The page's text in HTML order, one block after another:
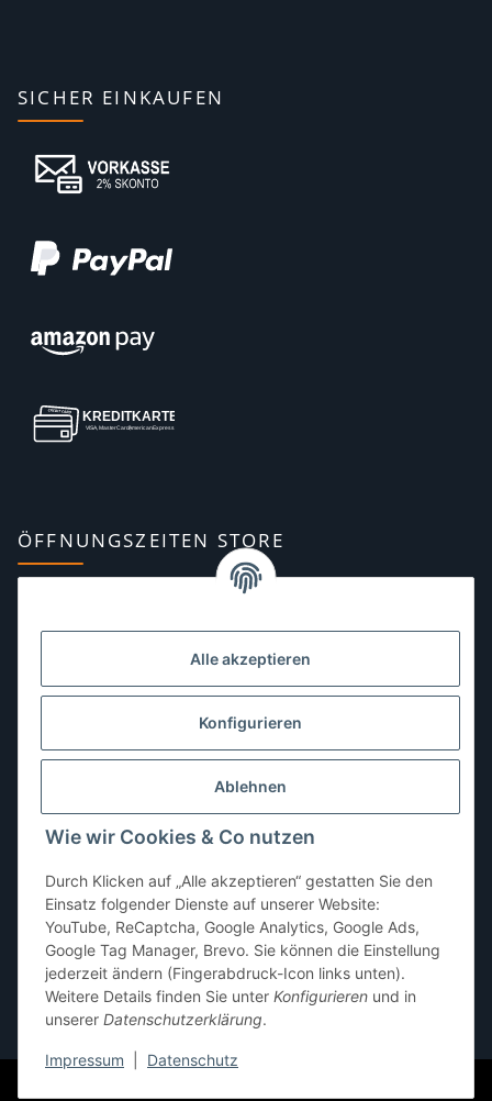
Alle akzeptieren
Konfigurieren
Ablehnen
Wie wir Cookies & Co nutzen
Durch Klicken auf „Alle akzeptieren“ gestatten Sie den
Einsatz folgender Dienste auf unserer Website:
YouTube, ReCaptcha, Google Analytics, Google Ads,
Google Tag Manager, Brevo. Sie können die Einstellung
jederzeit ändern (Fingerabdruck-Icon links unten).
Weitere Details finden Sie unter Konfigurieren und in
unserer Datenschutzerklärung.
Impressum Datenschutz
SICHER EINKAUFEN
ÖFFNUNGSZEITEN STORE
10:00–13:00, 14:00–18:00 Uhr
Dienstag:10:00–13:00, 14:00–16:00 Uhr
10:00–13:00 Uhr
Freitag:10:00–13:00, 14:00–18:00 Uhr
Sonntag: geschlossen
* Alle Preise inkl. gesetzlicher USt., zzgl.Versand